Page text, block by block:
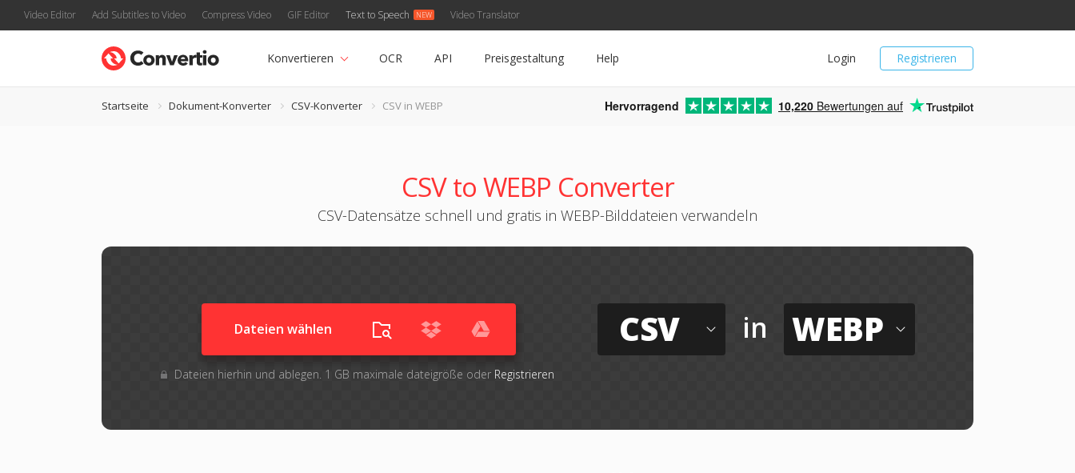
Video Editor Add Subtitles to Video Compress Video GIF Editor Text to Speech Video Translator
Registrieren
Login
Konvertieren OCR API Preisgestaltung Help
Startseite Dokument-Konverter CSV-Konverter CSV in WEBP Hervorragend 10,220 Bewertungen auf
CSV to WEBP Converter
CSV-Datensätze schnell und gratis in WEBP-Bilddateien verwandeln
Dateien wählen
Dateien hierhin und ablegen. 1 GB maximale dateigröße oder Registrieren
CSV in WEBP